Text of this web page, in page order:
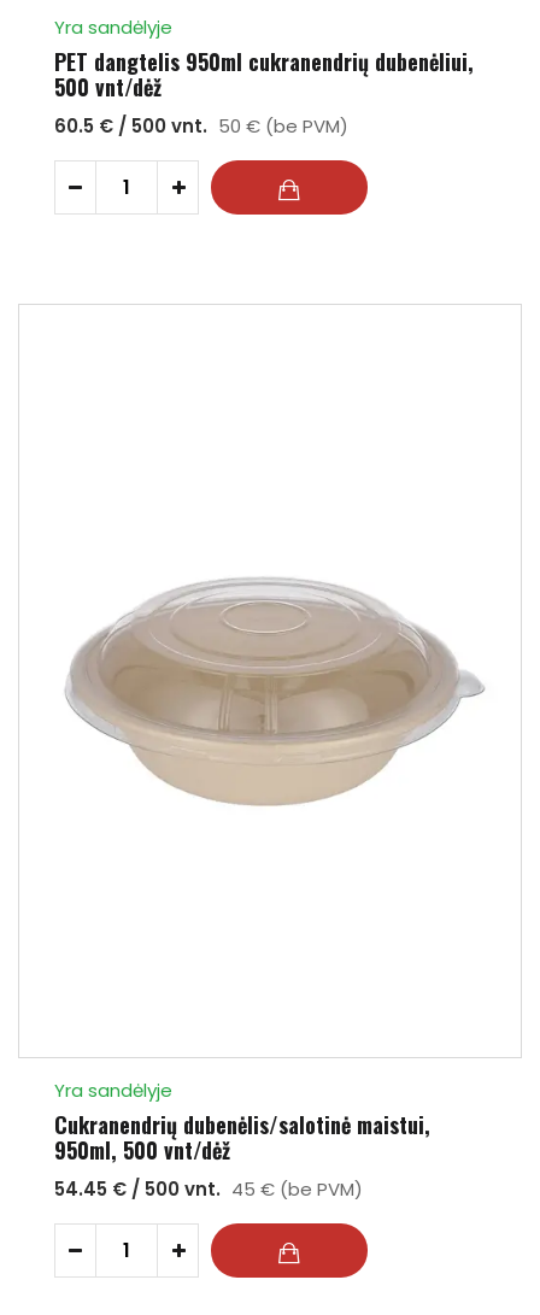
Yra sandėlyje
PET dangtelis 950ml cukranendrių dubenėliui,
500 vnt/dėž
60.5 € / 500 vnt. 50 € (be PVM)
- +
Yra sandėlyje
Cukranendrių dubenėlis/salotinė maistui,
950ml, 500 vnt/dėž
54.45 € / 500 vnt. 45 € (be PVM)
- +